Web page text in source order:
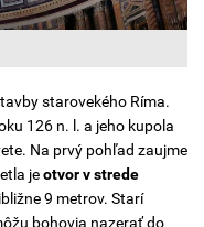
starovekého Ríma.
126 n. l. a jeho kupola
Na prvý pohľad zaujme
jeotvor v strede
9 metrov. Starí
bohovia nazerať do